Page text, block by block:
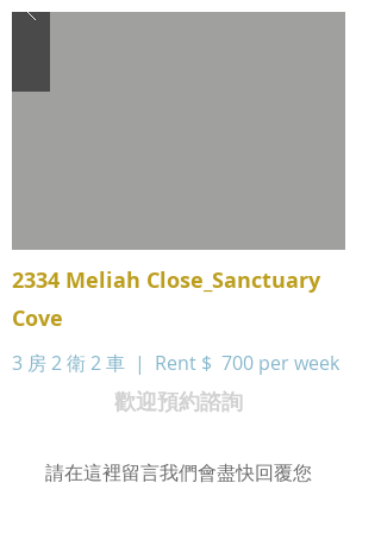
2334 Meliah Close_Sanctuary
Cove
3 房 2 衛 2 車 | Rent $ 700 per week
歡迎預約諮詢
請在這裡留言我們會盡快回覆您